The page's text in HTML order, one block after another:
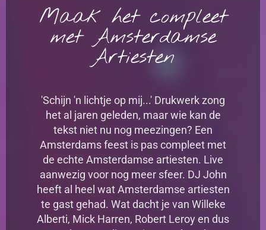
Maak het compleet
met Amsterdamse
Artiesten
'Schijn 'n lichtje op mij...' Drukwerk zong
het al jaren geleden, maar wie kan de
tekst niet nu nog meezingen? Een
Amsterdams feest is pas compleet met
de echte Amsterdamse artiesten. Live
aanwezig voor nog meer sfeer. DJ John
heeft al heel wat Amsterdamse artiesten
te gast gehad. Wat dacht je van Willeke
Alberti, Mick Harren, Robert Leroy en dus